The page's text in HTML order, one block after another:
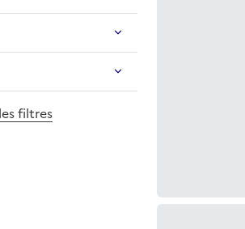
filtres